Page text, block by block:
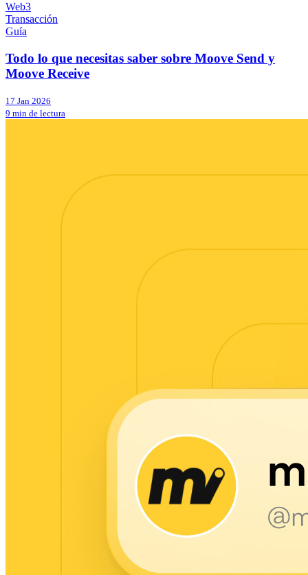
Web3
Transacción
Guía
Todo lo que necesitas saber sobre Moove Send y
Moove Receive
17 Jan 2026
9 min de lectura